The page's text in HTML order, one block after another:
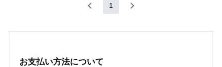
1
お支払い方法について